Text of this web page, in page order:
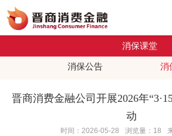
消保课堂
消保公告 消
晋商消费金融公司开展2026年
动
时间：2026-05-28 浏览量：18